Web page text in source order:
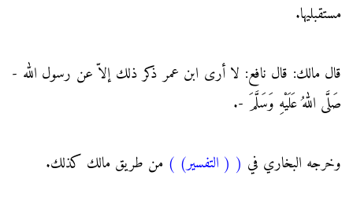
مستقبليها.
قال مالك: قال نافع: لا أرى ابن عمر ذكر ذلك إلاّ عن رسول الله -
صَلَّى اللهُ عَلَيْهِ وَسَلَّمَ -.
وخرجه البخاري في ( ( التفسير) ) من طريق مالك كذلك.